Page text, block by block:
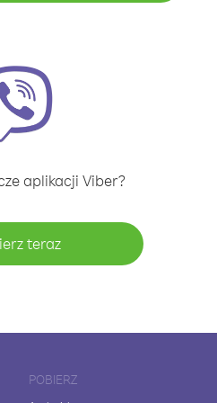
aplikacji Viber?
teraz
POBIERZ